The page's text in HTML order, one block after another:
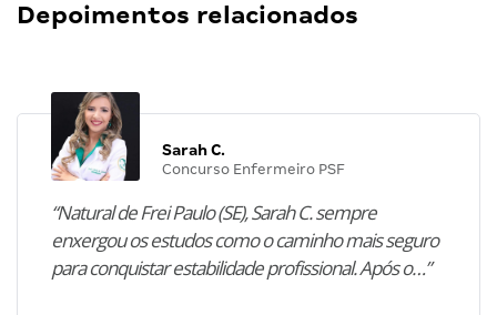
Depoimentos relacionados
Sarah C.
Concurso Enfermeiro PSF
“Natural de Frei Paulo (SE), Sarah C. sempre
enxergou os estudos como o caminho mais seguro
para conquistar estabilidade profissional. Após o…”